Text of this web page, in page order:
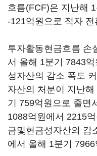
흐름(FCF)은 지난해
-121억원으로 적자 전
투자활동현금흐름 손
서 올해 1분기 7843
성자산의 감소 폭도
자산의 처분이 지난
기 759억원으로 줄면
1088억원에서 2215
금및현금성자산의 감
에서 올해 1분기